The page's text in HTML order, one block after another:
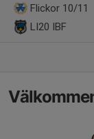
Flickor 10/11
LI20 IBF